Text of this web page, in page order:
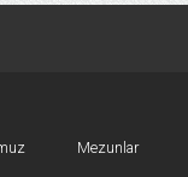
Mezunlar